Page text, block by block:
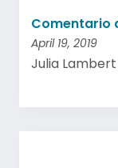
Comentario
April 19, 2019
Julia